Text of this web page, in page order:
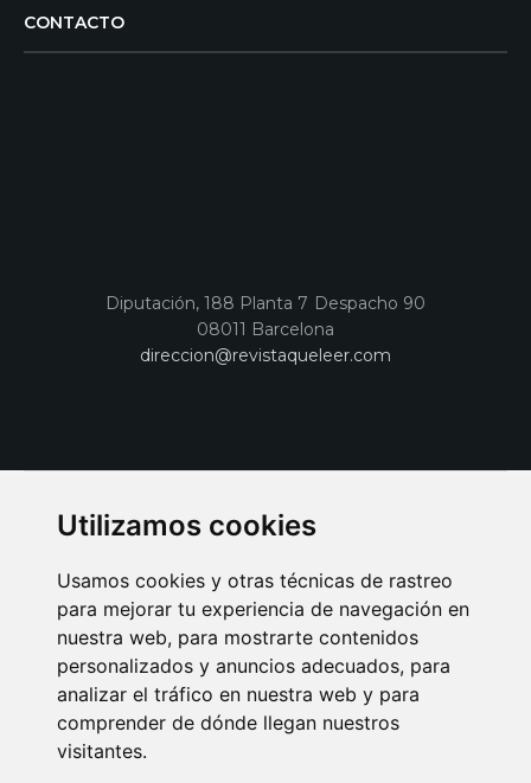
Utilizamos cookies
Usamos cookies y otras técnicas de rastreo
para mejorar tu experiencia de navegación en
nuestra web, para mostrarte contenidos
personalizados y anuncios adecuados, para
analizar el tráfico en nuestra web y para
comprender de dónde llegan nuestros
visitantes.
CONTACTO
Diputación, 188 Planta 7 Despacho 90
08011 Barcelona
direccion@revistaqueleer.com
AVISO LEGAL POLITICA DE COOKIES
POLITICA DE PRIVACIDAD
PUBLICIDAD EN LA REVISTA QUÉ LEER
SORTEO-PREESTRENOS
SUSCRIPCIONES